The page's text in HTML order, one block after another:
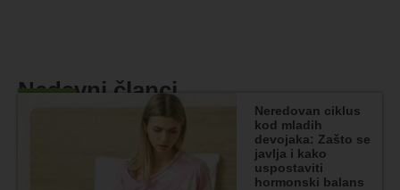
Nedavni članci
Neredovan ciklus
kod mladih
devojaka: Zašto se
javlja i kako
uspostaviti
hormonski balans